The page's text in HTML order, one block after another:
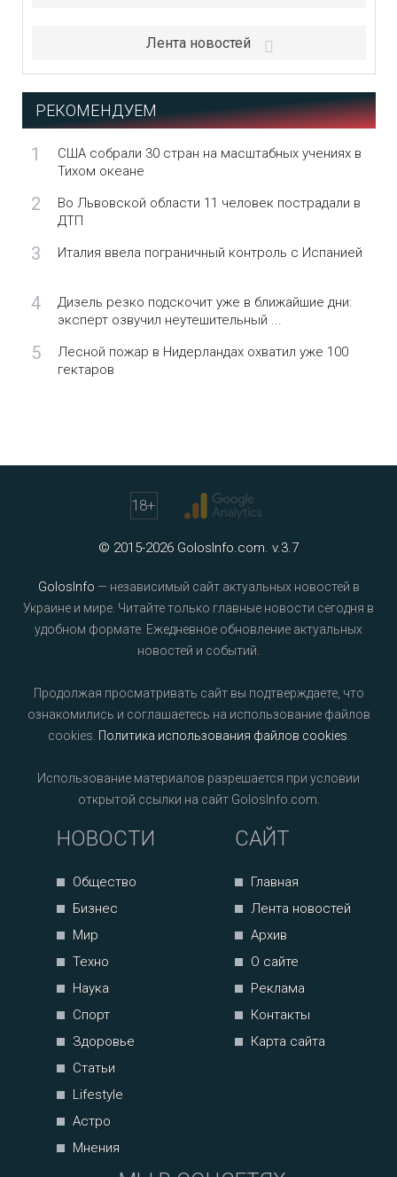
Лента новостей
РЕКОМЕНДУЕМ
1
США собрали 30 стран на масштабных учениях в
Тихом океане
2
Во Львовской области 11 человек пострадали в
ДТП
3 Италия ввела пограничный контроль с Испанией
4
Дизель резко подскочит уже в ближайшие дни:
эксперт озвучил неутешительный ...
5
Лесной пожар в Нидерландах охватил уже 100
гектаров
18+
© 2015-2026 GolosInfo.com. v.3.7
GolosInfo — независимый сайт актуальных новостей в
Украине и мире. Читайте только главные новости сегодня в
удобном формате. Ежедневное обновление актуальных
новостей и событий.
Продолжая просматривать сайт вы подтверждаете, что
ознакомились и соглашаетесь на использование файлов
cookies. Политика использования файлов cookies
Использование материалов разрешается при условии
открытой ссылки на сайт GolosInfo.com.
НОВОСТИ
Общество
Бизнес
Мир
Техно
Наука
Спорт
Здоровье
Статьи
Lifestyle
Астро
Мнения
САЙТ
Главная
Лента новостей
Архив
О сайте
Реклама
Контакты
Карта сайта